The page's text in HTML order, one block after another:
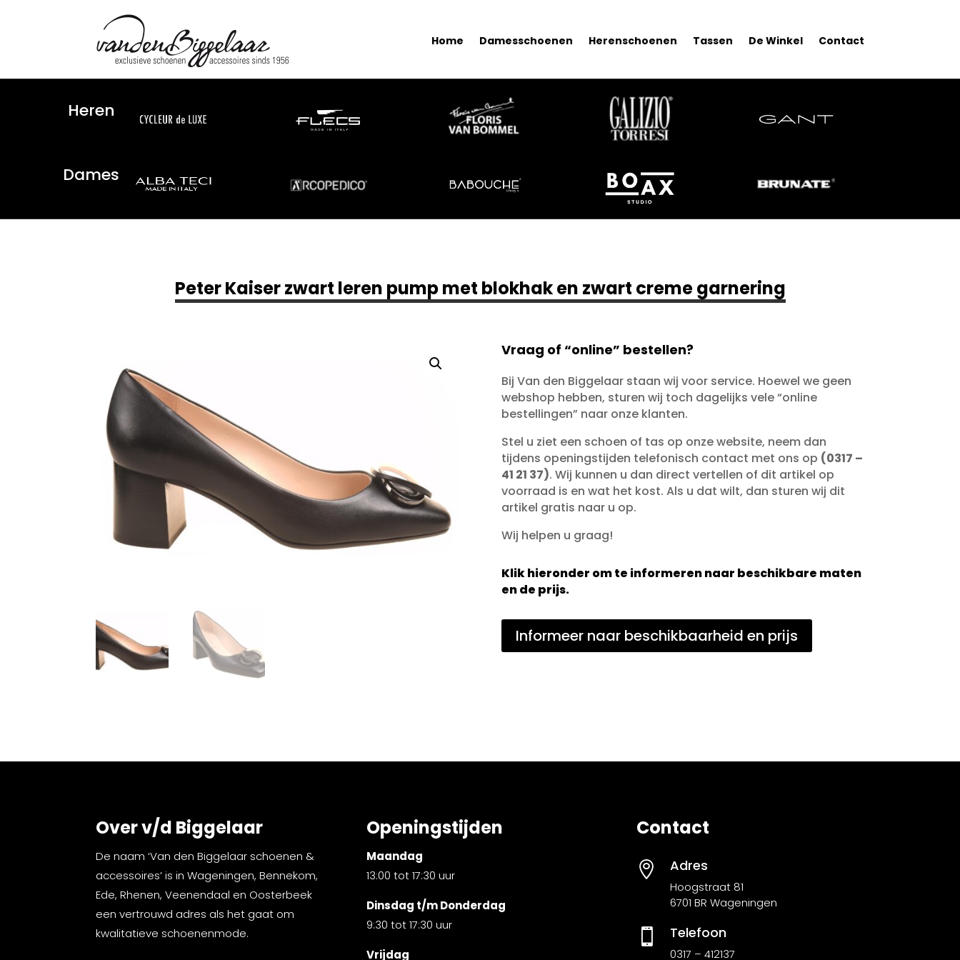
Home Damesschoenen Herenschoenen Tassen De Winkel Contact
Heren
Dames
Peter Kaiser zwart leren pump met blokhak en zwart creme garnering
Vraag of “online” bestellen?
Bij Van den Biggelaar staan wij voor service. Hoewel we geen
webshop hebben, sturen wij toch dagelijks vele “online
bestellingen” naar onze klanten.
Stel u ziet een schoen of tas op onze website, neem dan
tijdens openingstijden telefonisch contact met ons op (0317 –
41 21 37). Wij kunnen u dan direct vertellen of dit artikel op
voorraad is en wat het kost. Als u dat wilt, dan sturen wij dit
artikel gratis naar u op.
Wij helpen u graag!
Klik hieronder om te informeren naar beschikbare maten
en de prijs.
Informeer naar beschikbaarheid en prijs
Over v/d Biggelaar
De naam ‘Van den Biggelaar schoenen &
accessoires’ is in Wageningen, Bennekom,
Ede, Rhenen, Veenendaal en Oosterbeek
een vertrouwd adres als het gaat om
kwalitatieve schoenenmode.
Openingstijden
Maandag
13:00 tot 17:30 uur
Dinsdag t/m Donderdag
9:30 tot 17:30 uur
Vrijdag
Contact
 Adres
Hoogstraat 81
6701 BR Wageningen
 Telefoon
0317 – 412137